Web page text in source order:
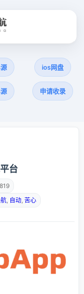
ios网盘
申请收录
台
自动 苦心